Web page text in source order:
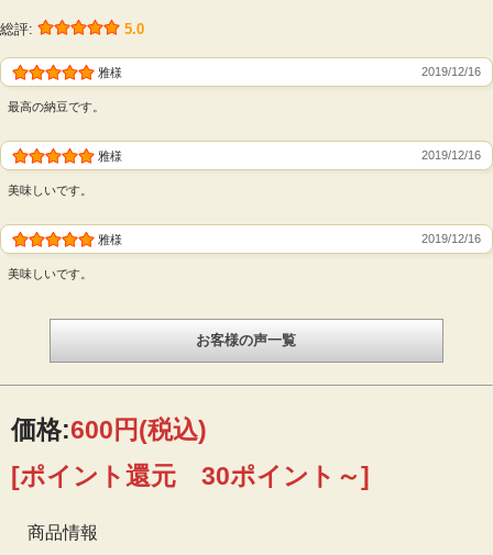
総評: 5.0
雅様 2019/12/16
最高の納豆です。
雅様 2019/12/16
美味しいです。
雅様 2019/12/16
美味しいです。
お客様の声一覧
価格:600円(税込)
[ポイント還元 30ポイント～]
商品情報